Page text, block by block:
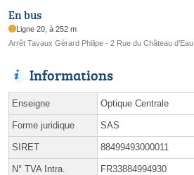
En bus
Ligne 20, à 252 m
Arrêt Tavaux Gérard Philipe - 2 Rue du Château d’Eau
Informations
Enseigne Optique Centrale
Forme juridique SAS
SIRET 88499493000011
N° TVA Intra. FR33884994930